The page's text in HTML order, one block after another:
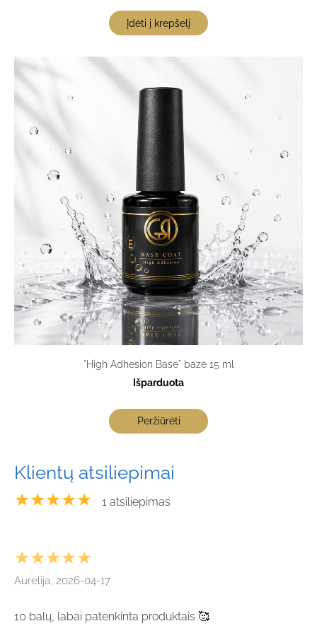
Įdėti į krepšelį
"High Adhesion Base" bazė 15 ml
Išparduota
Peržiūrėti
Klientų atsiliepimai
★★★★★
1 atsiliepimas
★★★★★
Aurelija, 2026-04-17
10 balų, labai patenkinta produktais 🥰